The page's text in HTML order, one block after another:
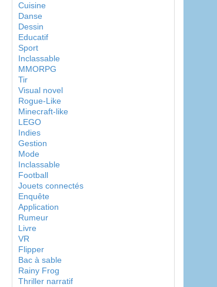
Cuisine
Danse
Dessin
Educatif
Sport
Inclassable
MMORPG
Tir
Visual novel
Rogue-Like
Minecraft-like
LEGO
Indies
Gestion
Mode
Inclassable
Football
Jouets connectés
Enquête
Application
Rumeur
Livre
VR
Flipper
Bac à sable
Rainy Frog
Thriller narratif